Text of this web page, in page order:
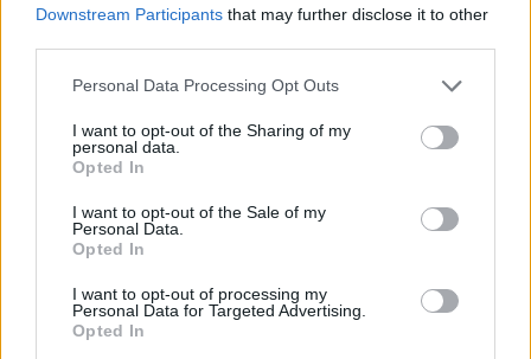
Downstream Participants that may further disclose it to other
Personal Data Processing Opt Outs
I want to opt-out of the Sharing of my
personal data.
Opted In
I want to opt-out of the Sale of my
Personal Data.
Opted In
I want to opt-out of processing my
Personal Data for Targeted Advertising.
Opted In
Gjermani, humbin jetën
tre anëtarë të një familjeje
ktheheshin nga Kosova
një hotel në Dhërmi, ish-
dhe administratorin